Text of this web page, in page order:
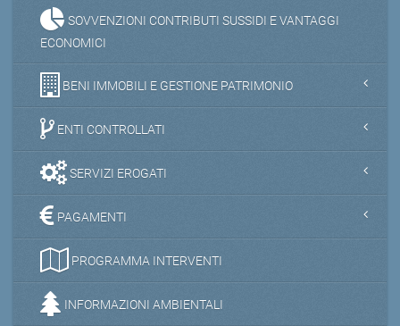
SOVVENZIONI CONTRIBUTI SUSSIDI E VANTAGGI
ECONOMICI
BENI IMMOBILI E GESTIONE PATRIMONIO
ENTI CONTROLLATI
SERVIZI EROGATI
PAGAMENTI
PROGRAMMA INTERVENTI
INFORMAZIONI AMBIENTALI